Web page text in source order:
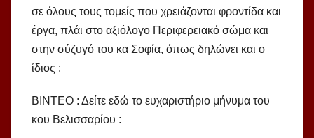
σε όλους τους τομείς που χρειάζονται φροντίδα και
έργα, πλάι στο αξιόλογο Περιφερειακό σώμα και
στην σύζυγό του κα Σοφία, όπως δηλώνει και ο
ίδιος :
ΒΙΝΤΕΟ : Δείτε εδώ το ευχαριστήριο μήνυμα του
κου Βελισσαρίου :